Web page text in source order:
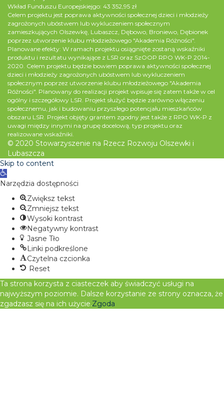
Wkład Funduszu Europejskiejgo: 43 352,95 zł
Celem projektu jest poprawa aktywności społecznej dzieci i młodzieży
zagrożonych ubóstwem lub wykluczeniem społecznym
zamieszkujących Olszewkę, Lubaszcz, Dębowo, Broniewo, Dębionek
poprzez utworzenie klubu młodzieżowego "Akademia Różności".
Planowane efekty: W ramach projektu osiągnięte zostaną wskaźniki
produktu i rezultatu wynikające z LSR oraz SzOOP RPO WK-P 2014-
2020. Celem projektu będzie bowiem poprawa aktywności społecznej
dzieci i młodzieży zagrożonych ubóstwem lub wykluczeniem
społecznym poprzez utworzenie klubu młodzieżowego "Akademia
Różności". Planowany do realizacji projekt wpisuje się zatem także w cel
ogólny i szczegółowy LSR. Projekt służyć będzie zarówno włączeniu
społecznemu, jak i budowaniu przyszłego potencjału mieszkańców
obszaru LSR. Projekt objęty grantem zgodny jest także z RPO WK-P z
uwagi między innymi na grupę docelową, typ projektu oraz
realizowane wskaźniki.
© 2020 Stowarzyszenie na Rzecz Rozwoju Olszewki i
Lubaszcza
Skip to content
Open
toolbar
Narzędzia dostępności
Zwiększ tekst
Zmniejsz tekst
Wysoki kontrast
Negatywny kontrast
Jasne Tło
Linki podkreślone
Czytelna czcionka
Reset
Ta strona korzysta z ciasteczek aby świadczyć usługi na
najwyższym poziomie. Dalsze korzystanie ze strony oznacza, że
zgadzasz się na ich użycie.Zgoda